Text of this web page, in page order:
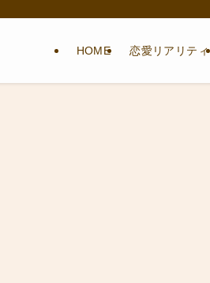
HOME 恋愛リアリティ